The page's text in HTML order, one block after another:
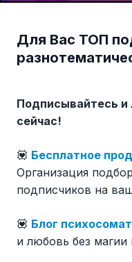
Для Вас ТОП
Подписывайтесь и
сейчас!
💟 Бесплатное
Организация
подписчиков на
💟 Блог
и любовь без магии